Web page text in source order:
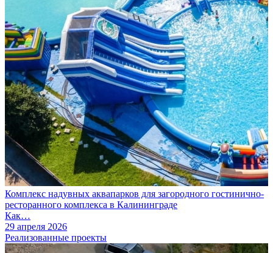
Комплекс надувных аквапарков для загородного гостинично-
ресторанного комплекса в Калининграде
Как…
29 апреля 2026
Реализованные проекты